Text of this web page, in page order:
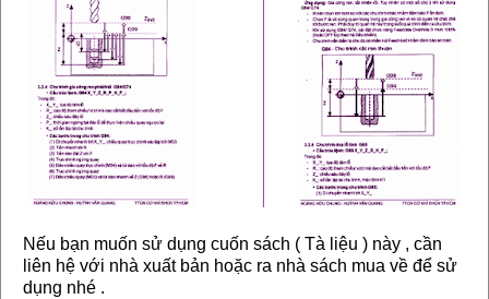
Nếu bạn muốn sử dụng cuốn sách ( Tà liệu ) này , cần
liên hệ với nhà xuất bản hoặc ra nhà sách mua về để sử
dụng nhé .